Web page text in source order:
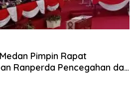
Pimpin Rapat
Ranperda Pencegahan dan